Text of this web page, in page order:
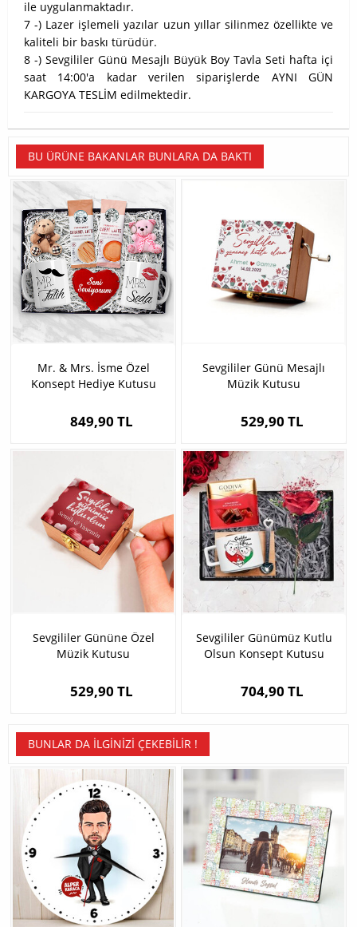
ile uygulanmaktadır.
7 -) Lazer işlemeli yazılar uzun yıllar silinmez özellikte ve
kaliteli bir baskı türüdür.
8 -) Sevgililer Günü Mesajlı Büyük Boy Tavla Seti hafta içi
saat 14:00'a kadar verilen siparişlerde AYNI GÜN
KARGOYA TESLİM edilmektedir.
BU ÜRÜNE BAKANLAR BUNLARA DA BAKTI
Mr. & Mrs. İsme Özel
Konsept Hediye Kutusu
849,90 TL
Sevgililer Günü Mesajlı
Müzik Kutusu
529,90 TL
Sevgililer Gününe Özel
Müzik Kutusu
529,90 TL
Sevgililer Günümüz Kutlu
Olsun Konsept Kutusu
704,90 TL
BUNLAR DA İLGINIZI ÇEKEBILIR !